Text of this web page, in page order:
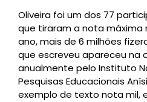
Oliveira foi um dos 77
que tiraram a nota máxima
ano, mais de 6 milhões
que escreveu apareceu na
anualmente pelo Instituto
Pesquisas Educacionais
exemplo de texto nota mil,